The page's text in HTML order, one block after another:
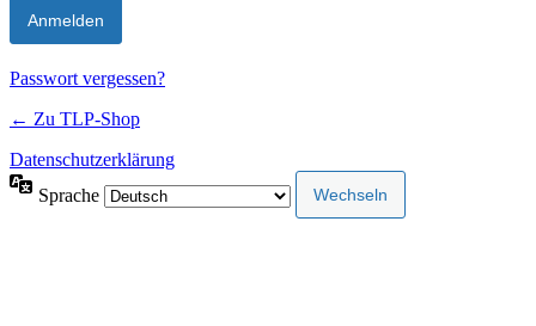
Passwort vergessen?
← Zu TLP-Shop
Datenschutzerklärung
Sprache